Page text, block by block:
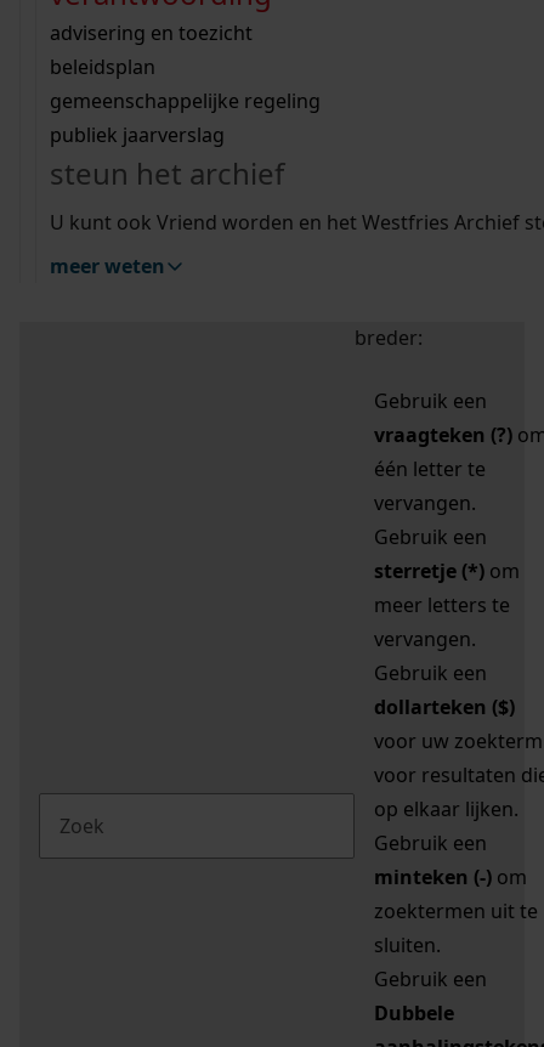
bouwvergunningen
omgevingsvergunningen
vergunningen
beeld en geluid
uitleg nodig?
Wij helpen u op weg met een aantal zoektips.
bekijk alle zoektips
Wij helpen u op weg met een aantal zoektips.
bekijk alle zoektips
bekijk ons geschiedenislokaal
advisering en toezicht
beleidsplan
gemeenschappelijke regeling
publiek jaarverslag
steun het archief
U kunt ook Vriend worden en het Westfries Archief
meer weten
zoektips
Mijn Studiezaal (inloggen)
uw zoekopdracht te
breder:
Gebruik een
vraagteken (?)
één letter te
vervangen.
Gebruik een
sterretje (*) om
meer letters te
vervangen.
Gebruik een
dollarteken ($)
voor uw zoekterm
voor resultaten
op elkaar lijken.
Gebruik een
minteken (-) om
zoektermen uit te
sluiten.
Gebruik een
Dubbele